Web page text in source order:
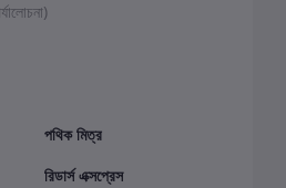
পথিক মিত্র
রিডার্স এক্সপ্রেস